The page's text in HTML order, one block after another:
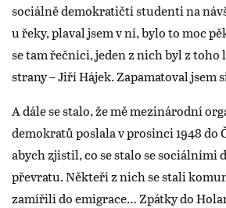
sociálně demokratičtí studenti na
u řeky, plaval jsem v ní, bylo to moc
se tam řečníci, jeden z nich byl z
strany – Jiří Hájek. Zapamatoval jsem
A dále se stalo, že mě mezinárodní
demokratů poslala v prosinci 1948 do
abych zjistil, co se stalo se sociálními
převratu. Někteří z nich se stali
zamířili do emigrace… Zpátky do